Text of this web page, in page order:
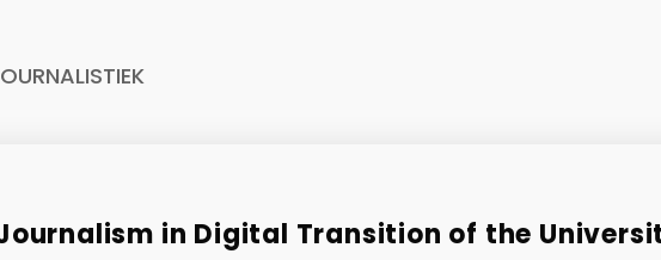
in Digital Transition of the